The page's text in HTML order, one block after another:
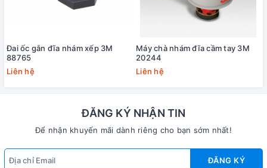
Đai ốc gắn đĩa nhám xếp 3M
88765
Liên hệ
Máy chà nhám đĩa cầm tay 3M
20244
Liên hệ
ĐĂNG KÝ NHẬN TIN
Để nhận khuyến mãi dành riêng cho bạn sớm nhất!
ĐĂNG KÝ